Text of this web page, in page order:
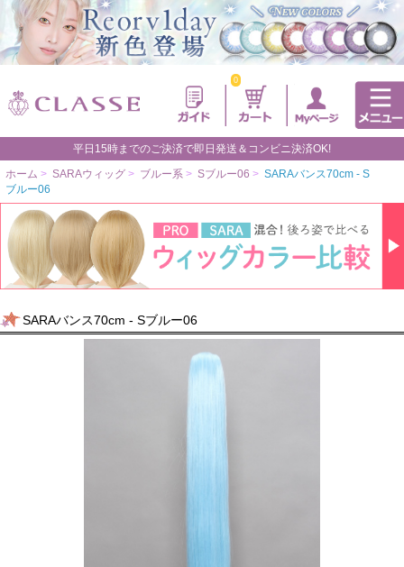
0
平日15時までのご決済で即日発送＆コンビニ決済OK!
ホーム > SARAウィッグ > ブルー系 > Sブルー06 > SARAバンス70cm - S
ブルー06
SARAバンス70cm - Sブルー06